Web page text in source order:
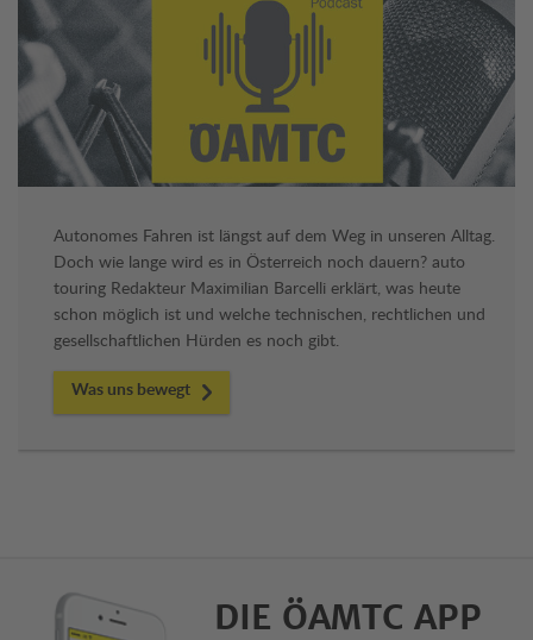
Autonomes Fahren ist längst auf dem Weg in unseren Alltag.
Doch wie lange wird es in Österreich noch dauern? auto
touring Redakteur Maximilian Barcelli erklärt, was heute
schon möglich ist und welche technischen, rechtlichen und
gesellschaftlichen Hürden es noch gibt.
Was uns bewegt
DIE ÖAMTC APP